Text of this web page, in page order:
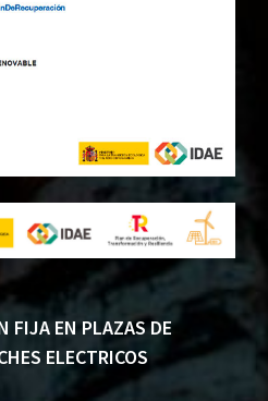
FIJA EN PLAZAS DE
ELECTRICOS